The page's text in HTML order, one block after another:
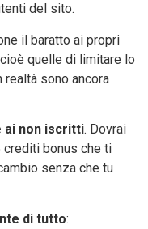
del sito.
il baratto ai propri
quelle di limitare lo
sono ancora
ai non iscritti. Dovrai
bonus che ti
senza che tu
di tutto: